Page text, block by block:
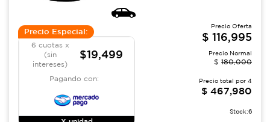
Precio Especial:
6 cuotas x
(sin
intereses)
$19,499
Pagando con:
Precio Oferta
$ 116,995
Precio Normal
$ 180,000
Precio total por 4
$ 467,980
Stock:6